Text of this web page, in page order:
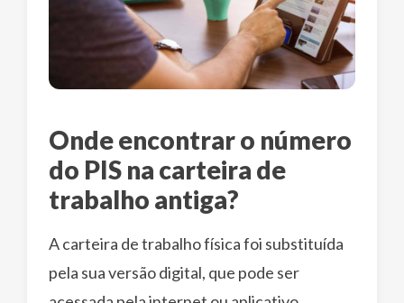
Onde encontrar o número
do PIS na carteira de
trabalho antiga?
A carteira de trabalho física foi substituída
pela sua versão digital, que pode ser